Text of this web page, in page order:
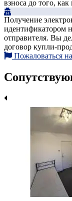
взноса до того, как
Получение
идентификатором
отправителя. Вы
договор купли-
Пожаловаться